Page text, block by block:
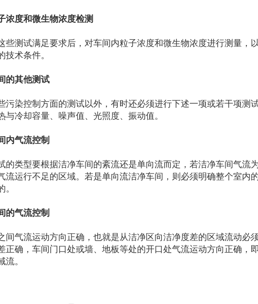
浓度和微生物浓度检测
些测试满足要求后，对车间内粒子浓度和微生物浓度进行测量，
技术条件。
的其他测试
污染控制方面的测试以外，有时还必须进行下述一项或若干项测
与冷却容量、噪声值、光照度、振动值。
内气流控制
的类型要根据洁净车间的紊流还是单向流而定，若洁净车间气流
流运行不足的区域。若是单向流洁净车间，则必须明确整个室内
。
的气流控制
间气流运动方向正确，也就是从洁净区向洁净度差的区域流动必
正确，车间门口处或墙、地板等处的开口处气流运动方向正确，
流。